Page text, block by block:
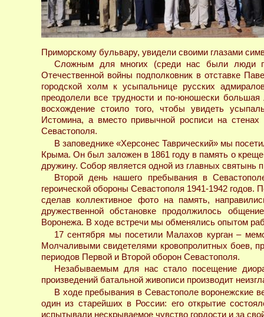
Приморскому бульвару, увидели своими глазами
Сложным для многих (среди нас были люди
Отечественной войны подполковник в отставке
городской холм к усыпальнице русских
преодолели все трудности и по-юношески
восхождение стоило того, чтобы увидеть
Истомина, а вместо привычной росписи на
Севастополя.
В заповеднике «Херсонес Таврический» мы
Крыма. Он был заложен в 1861 году в память о
дружину. Собор является одной из главных святынь
Второй день нашего пребывания в
героической обороны Севастополя 1941-1942 годов.
сделав коллективное фото на память,
дружественной обстановке продолжилось
Воронежа. В ходе встречи мы обменялись опытом
17 сентября мы посетили Малахов курган –
Молчаливыми свидетелями кровопролитных боев,
периодов Первой и Второй оборон Севастополя.
Незабываемым для нас стало посещение
произведений батальной живописи производит
В ходе пребывания в Севастополе воронежские
один из старейших в России: его открытие
испытывали нескрываемое чувство гордости и за